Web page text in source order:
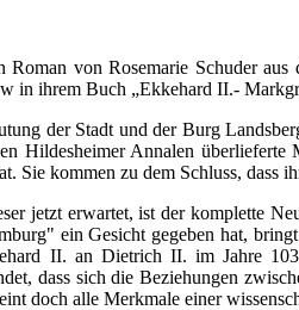
Roman von Rosemarie Schuder
in ihrem Buch „Ekkehard II.-
der Stadt und der Burg
Hildesheimer Annalen
Sie kommen zu dem Schluss, dass
jetzt erwartet, ist der komplette
ein Gesicht gegeben hat,
II. an Dietrich II. im Jahre
dass sich die Beziehungen
doch alle Merkmale einer